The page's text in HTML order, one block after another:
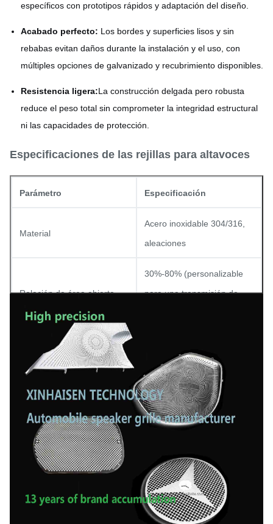
específicos con prototipos rápidos y adaptación del diseño.
Acabado perfecto: Los bordes y superficies lisos y sin
rebabas evitan daños durante la instalación y el uso, con
múltiples opciones de galvanizado y recubrimiento disponibles.
Resistencia ligera:La construcción delgada pero robusta
reduce el peso total sin comprometer la integridad estructural
ni las capacidades de protección.
Especificaciones de las rejillas para altavoces
Parámetro Especificación
Material
Acero inoxidable 304/316,
aleaciones
Relación de área abierta
30%-80% (personalizable
para una transmisión de
Tolerancia
Mate, pulido o texturas
personalizadas
Tamaño Personalizable